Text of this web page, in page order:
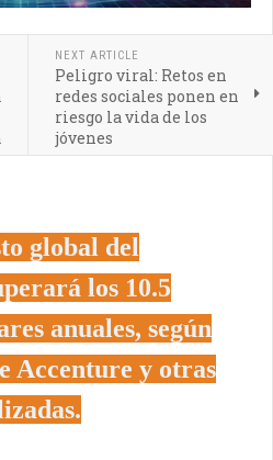
NEXT ARTICLE
Peligro viral: Retos en
redes sociales ponen en
riesgo la vida de los
jóvenes
global del
los 10.5
anuales, según
Accenture y otras